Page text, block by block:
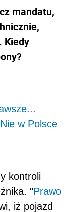
mandatu,
Kiedy
w Polsce
kontroli
"Prawo
iż pojazd